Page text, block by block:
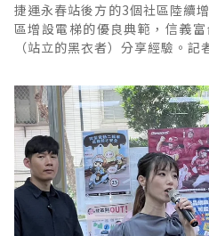
捷運永春站後方的3個社區陸續
區增設電梯的優良典範，信義
（站立的黑衣者）分享經驗。記